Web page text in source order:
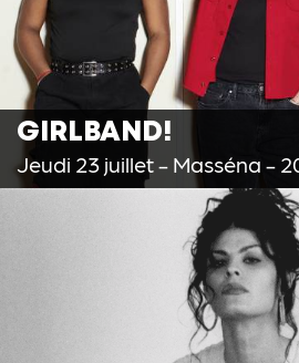
GIRLBAND!
Jeudi 23 juillet- Masséna -